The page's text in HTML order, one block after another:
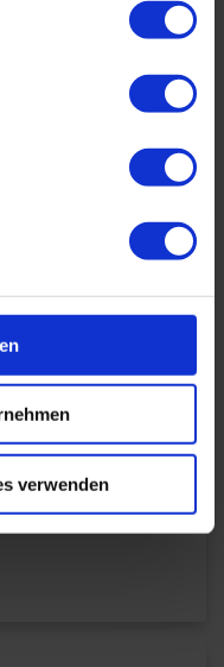
verwenden
Grünes
Wieser (AVL)
aus juristischer
bis zur
Dr. Benedikt